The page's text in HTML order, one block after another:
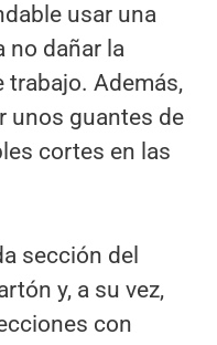
usar una
no dañar la
trabajo. Además,
unos guantes de
cortes en las
sección del
y, a su vez,
con